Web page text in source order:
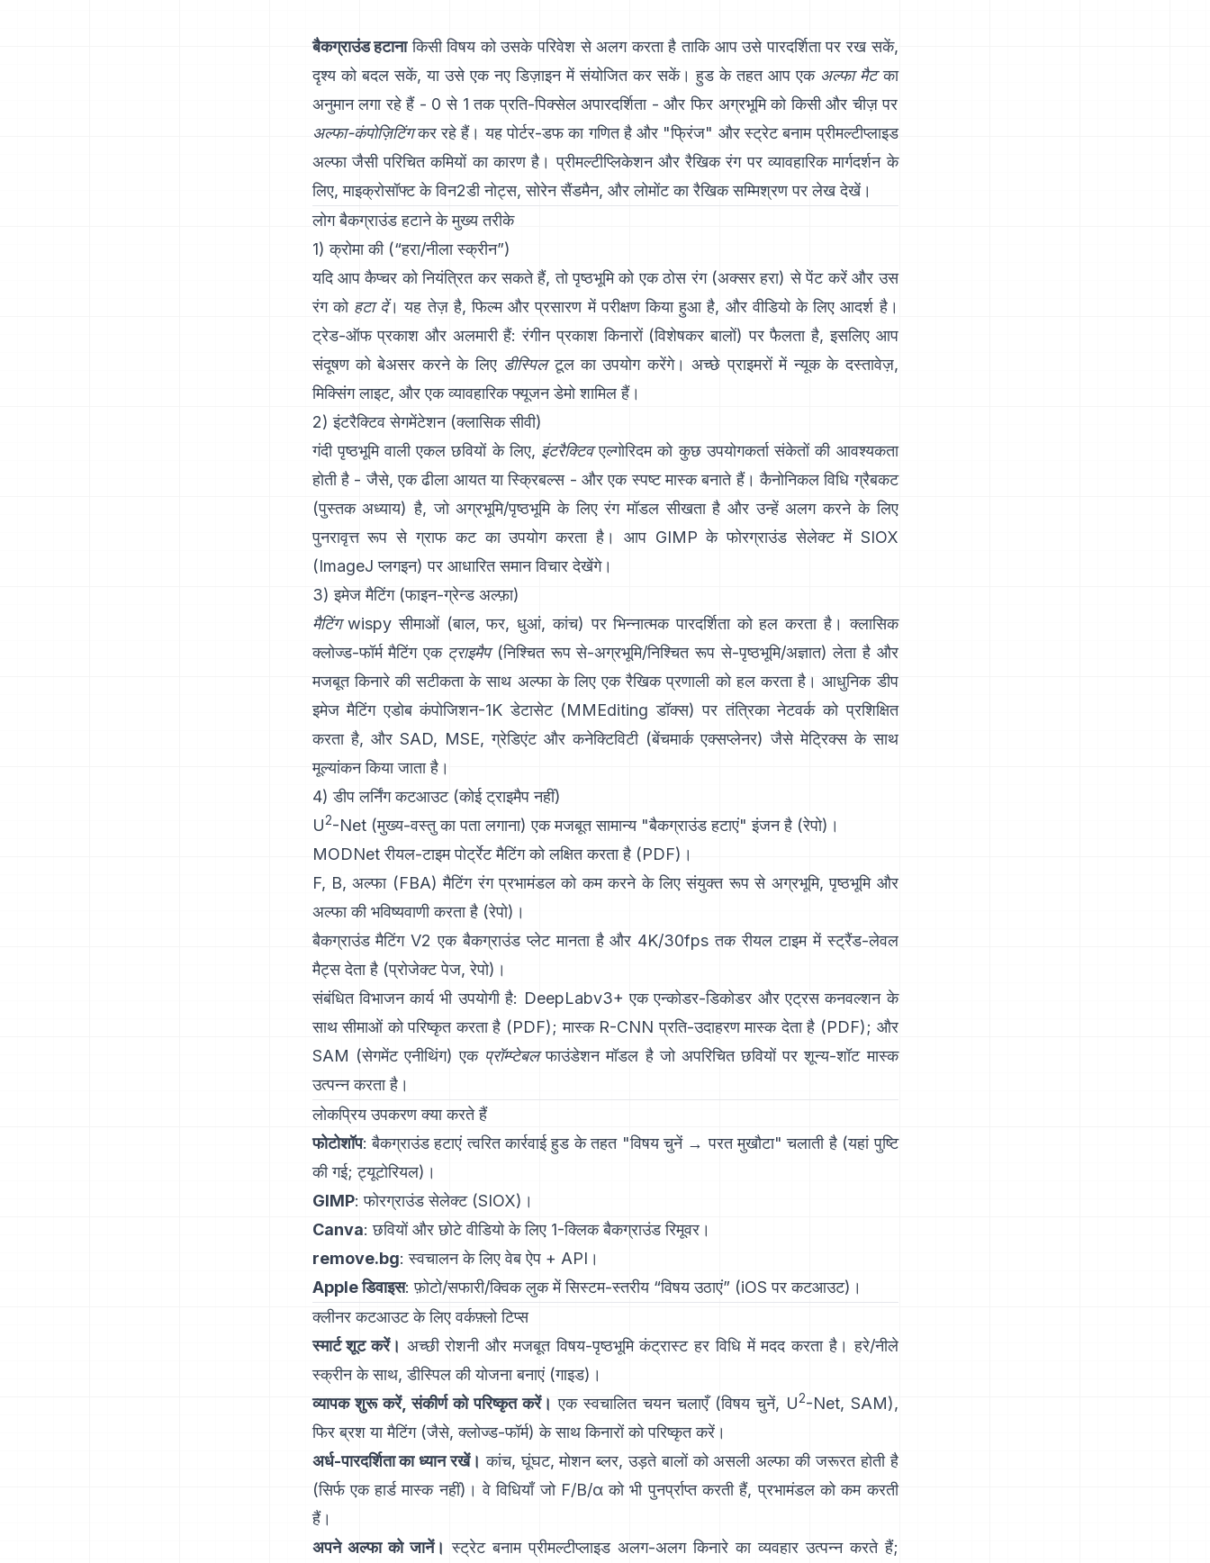
बैकग्राउंड हटानाकिसी विषय को उसके परिवेश से अलग करता है ताकि आप उसे पारदर्शिता पर रख सकें,
दृश्य को बदल सकें, या उसे एक नए डिज़ाइन में संयोजित कर सकें। हुड के तहत आप एक अल्फा मैटका
अनुमान लगा रहे हैं - 0 से 1 तक प्रति-पिक्सेल अपारदर्शिता - और फिर अग्रभूमि को किसी और चीज़ पर
अल्फा-कंपोज़िटिंगकर रहे हैं। यहपोर्टर-डफका गणित है और "फ्रिंज" और स्ट्रेट बनाम प्रीमल्टीप्लाइड
अल्फाजैसी परिचित कमियों का कारण है। प्रीमल्टीप्लिकेशन और रैखिक रंग पर व्यावहारिक मार्गदर्शन के
लिए, माइक्रोसॉफ्ट के विन2डी नोट्स, सोरेन सैंडमैन, और लोमोंट का रैखिक सम्मिश्रण पर लेखदेखें।
लोग बैकग्राउंड हटाने के मुख्य तरीके
1) क्रोमा की (“हरा/नीला स्क्रीन”)
यदि आप कैप्चर को नियंत्रित कर सकते हैं, तो पृष्ठभूमि को एक ठोस रंग (अक्सर हरा) से पेंट करें और उस
रंग को हटा दें। यह तेज़ है, फिल्म और प्रसारण में परीक्षण किया हुआ है, और वीडियो के लिए आदर्श है।
ट्रेड-ऑफ प्रकाश और अलमारी हैं: रंगीन प्रकाश किनारों (विशेषकर बालों) पर फैलता है, इसलिए आप
संदूषण को बेअसर करने के लिए डीस्पिलटूल का उपयोग करेंगे। अच्छे प्राइमरों मेंन्यूक के दस्तावेज़,
मिक्सिंग लाइट, और एक व्यावहारिक फ्यूजन डेमोशामिल हैं।
2) इंटरैक्टिव सेगमेंटेशन (क्लासिक सीवी)
गंदी पृष्ठभूमि वाली एकल छवियों के लिए, इंटरैक्टिवएल्गोरिदम को कुछ उपयोगकर्ता संकेतों की आवश्यकता
होती है - जैसे, एक ढीला आयत या स्क्रिबल्स - और एक स्पष्ट मास्क बनाते हैं। कैनोनिकल विधि ग्रैबकट
(पुस्तक अध्याय) है, जो अग्रभूमि/पृष्ठभूमि के लिए रंग मॉडल सीखता है और उन्हें अलग करने के लिए
पुनरावृत्त रूप से ग्राफ कट का उपयोग करता है। आप GIMP के फोरग्राउंड सेलेक्टमें SIOX
(ImageJ प्लगइन) पर आधारित समान विचार देखेंगे।
3) इमेज मैटिंग (फाइन-ग्रेन्ड अल्फ़ा)
मैटिंगwispy सीमाओं (बाल, फर, धुआं, कांच) पर भिन्नात्मक पारदर्शिता को हल करता है। क्लासिक
क्लोज्ड-फॉर्म मैटिंग एक ट्राइमैप(निश्चित रूप से-अग्रभूमि/निश्चित रूप से-पृष्ठभूमि/अज्ञात) लेता है और
मजबूत किनारे की सटीकता के साथ अल्फा के लिए एक रैखिक प्रणाली को हल करता है। आधुनिक डीप
इमेज मैटिंग एडोब कंपोजिशन-1K डेटासेट (MMEditing डॉक्स) पर तंत्रिका नेटवर्क को प्रशिक्षित
करता है, और SAD, MSE, ग्रेडिएंट और कनेक्टिविटी (बेंचमार्क एक्सप्लेनर) जैसे मेट्रिक्स के साथ
मूल्यांकन किया जाता है।
4) डीप लर्निंग कटआउट (कोई ट्राइमैप नहीं)
U2-Net(मुख्य-वस्तु का पता लगाना) एक मजबूत सामान्य "बैकग्राउंड हटाएं" इंजन है (रेपो)।
MODNetरीयल-टाइम पोर्ट्रेट मैटिंग को लक्षित करता है (PDF)।
F, B, अल्फा (FBA) मैटिंगरंग प्रभामंडल को कम करने के लिए संयुक्त रूप से अग्रभूमि, पृष्ठभूमि और
अल्फा की भविष्यवाणी करता है (रेपो)।
बैकग्राउंड मैटिंग V2 एक बैकग्राउंड प्लेट मानता है और 4K/30fps तक रीयल टाइम में स्ट्रैंड-लेवल
मैट्स देता है (प्रोजेक्ट पेज, रेपो)।
संबंधित विभाजन कार्य भी उपयोगी है: DeepLabv3+ एक एन्कोडर-डिकोडर और एट्रस कनवल्शन के
साथ सीमाओं को परिष्कृत करता है (PDF); मास्क R-CNN प्रति-उदाहरण मास्क देता है (PDF); और
SAM (सेगमेंट एनीथिंग) एक प्रॉम्प्टेबलफाउंडेशन मॉडल है जो अपरिचित छवियों पर शून्य-शॉट मास्क
उत्पन्न करता है।
लोकप्रिय उपकरण क्या करते हैं
फोटोशॉप:बैकग्राउंड हटाएंत्वरित कार्रवाई हुड के तहत "विषय चुनें → परत मुखौटा" चलाती है (यहां पुष्टि
की गई; ट्यूटोरियल)।
GIMP:फोरग्राउंड सेलेक्ट(SIOX)।
Canva: छवियों और छोटे वीडियो के लिए 1-क्लिक बैकग्राउंड रिमूवर।
remove.bg: स्वचालन के लिए वेब ऐप + API ।
Apple डिवाइस: फ़ोटो/सफारी/क्विक लुक में सिस्टम-स्तरीय “विषय उठाएं” (iOS पर कटआउट)।
क्लीनर कटआउट के लिए वर्कफ़्लो टिप्स
स्मार्ट शूट करें। अच्छी रोशनी और मजबूत विषय-पृष्ठभूमि कंट्रास्ट हर विधि में मदद करता है। हरे/नीले
स्क्रीन के साथ, डीस्पिलकी योजना बनाएं (गाइड)।
व्यापक शुरू करें, संकीर्ण को परिष्कृत करें। एक स्वचालित चयन चलाएँ (विषय चुनें, U2-Net, SAM),
फिर ब्रश या मैटिंग (जैसे, क्लोज्ड-फॉर्म) के साथ किनारों को परिष्कृत करें।
अर्ध-पारदर्शिता का ध्यान रखें। कांच, घूंघट, मोशन ब्लर, उड़ते बालों को असली अल्फा की जरूरत होती है
(सिर्फ एक हार्ड मास्क नहीं)। वे विधियाँ जो F/B/αको भी पुनर्प्राप्त करती हैं, प्रभामंडल को कम करती
हैं।
अपने अल्फा को जानें। स्ट्रेट बनाम प्रीमल्टीप्लाइडअलग-अलग किनारे का व्यवहार उत्पन्न करते हैं;